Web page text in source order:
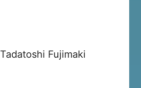
Tadatoshi Fujimaki